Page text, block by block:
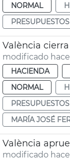
NORMAL
PRESUPUESTOS
València
modificado
HACIENDA
NORMAL
PRESUPUESTOS
MARÍA JOSÉ
València
modificado